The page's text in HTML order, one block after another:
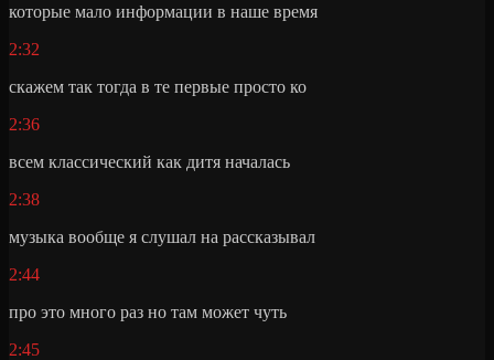
которые мало информации в наше время
2:32
скажем так тогда в те первые просто ко
2:36
всем классический как дитя началась
2:38
музыка вообще я слушал на рассказывал
2:44
про это много раз но там может чуть
2:45